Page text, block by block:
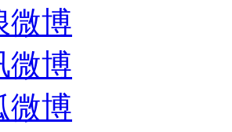
微博
微博
微博